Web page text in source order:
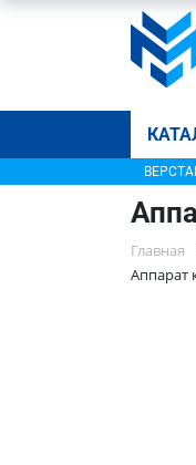
Главная
Аппарат